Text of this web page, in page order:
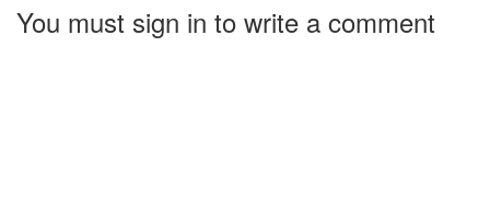
You must sign in to write a comment